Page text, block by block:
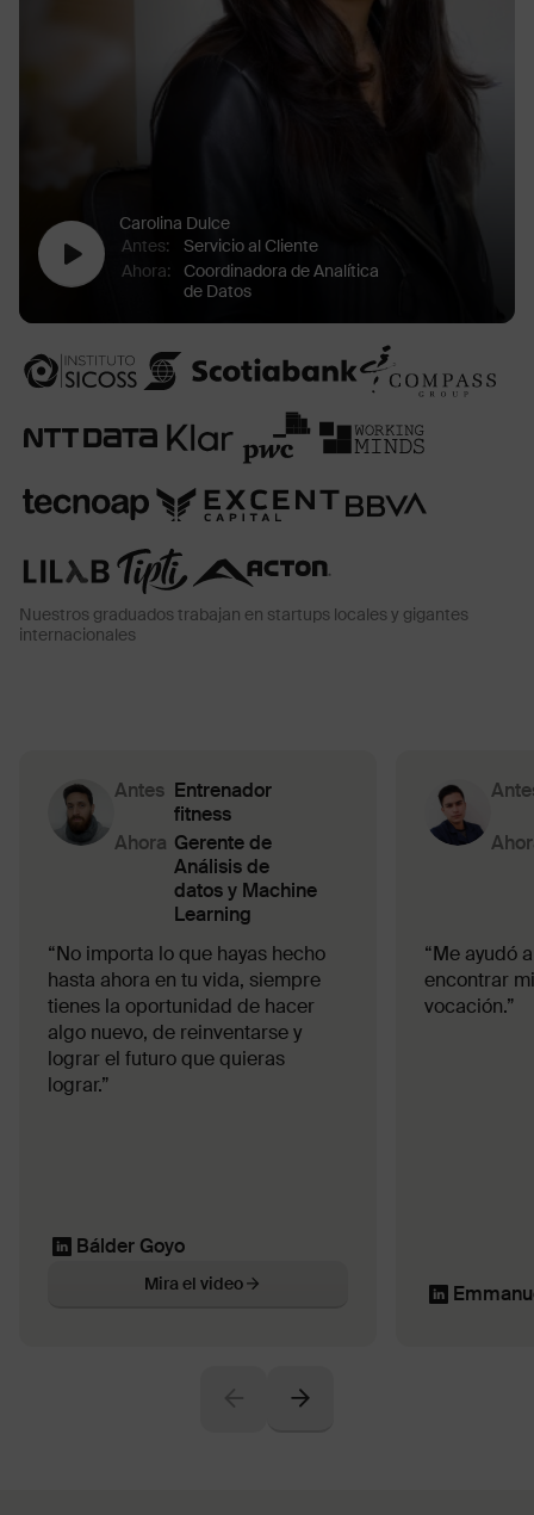
Nuestros graduados trabajan en startups locales y gigantes
internacionales
Carolina Dulce
Antes:
Servicio al Cliente
Ahora:
Coordinadora de Analítica
de Datos
Antes Entrenador
fitness
Ahora Gerente de
Análisis de
datos y Machine
Learning
“No importa lo que hayas hecho
hasta ahora en tu vida, siempre
tienes la oportunidad de hacer
algo nuevo, de reinventarse y
lograr el futuro que quieras
lograr.”
Bálder Goyo
Mira el video
“Me ayudó
encontrar
vocación.”